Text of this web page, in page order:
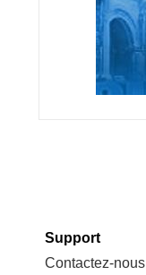
Support
Contactez-nous